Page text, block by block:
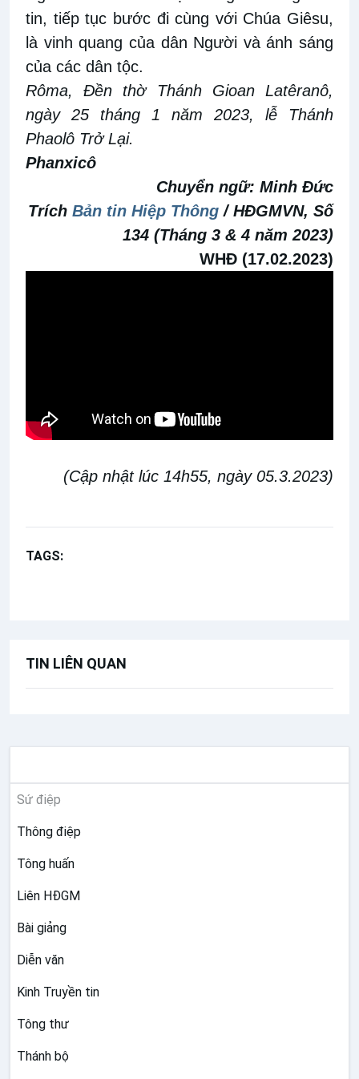
tin, tiếp tục bước đi cùng với Chúa Giêsu,
là vinh quang của dân Người và ánh sáng
của các dân tộc.
Rôma, Đền thờ Thánh Gioan Latêranô,
ngày 25 tháng 1 năm 2023, lễ Thánh
Phaolô Trở Lại.
Phanxicô
Chuyển ngữ: Minh Đức
Trích Bản tin Hiệp Thông / HĐGMVN, Số
134 (Tháng 3 & 4 năm 2023)
WHĐ (17.02.2023)
(Cập nhật lúc 14h55, ngày 05.3.2023)
TAGS:
TIN LIÊN QUAN
Sứ điệp
Thông điệp
Tông huấn
Liên HĐGM
Bài giảng
Diễn văn
Kinh Truyền tin
Tông thư
Thánh bộ